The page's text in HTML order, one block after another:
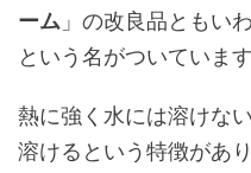
ーム 」の改良品ともい
という名がついています
熱に強く水には溶けな
溶けるという特徴があ